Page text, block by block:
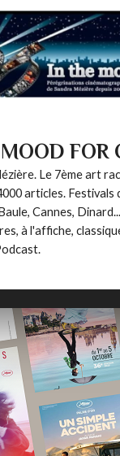
FOR
Le 7ème art
articles. Festivals
Cannes,
à l'affiche,